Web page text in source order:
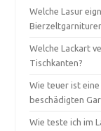
Welche Lasur
Welche Lackart
Tischkanten?
Wie teuer ist
beschädigten
Wie teste ich im